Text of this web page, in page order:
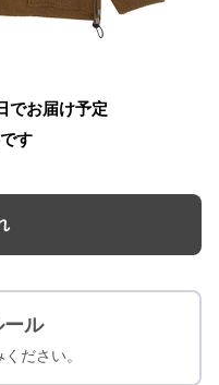
でお届け予定
す
ール
ださい。